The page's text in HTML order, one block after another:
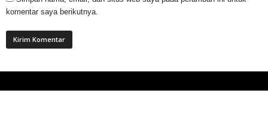
komentar saya berikutnya.